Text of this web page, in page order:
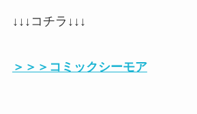
↓↓↓コチラ↓↓↓
＞＞＞コミックシーモア